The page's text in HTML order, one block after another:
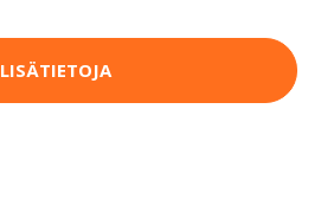
LISÄTIETOJA